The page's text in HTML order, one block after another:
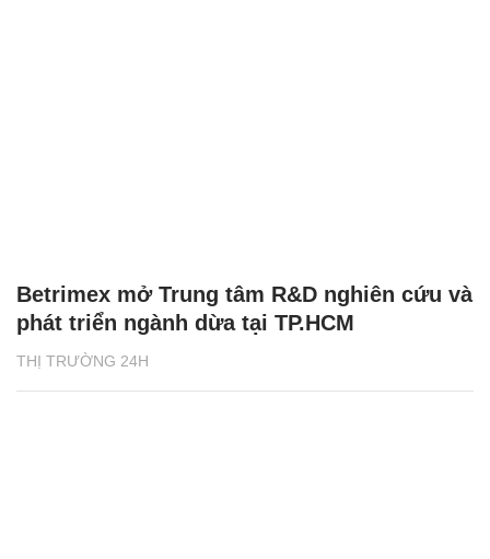
THỊ TRƯỜNG 24H
Betrimex mở Trung tâm R&D nghiên cứu và
phát triển ngành dừa tại TP.HCM